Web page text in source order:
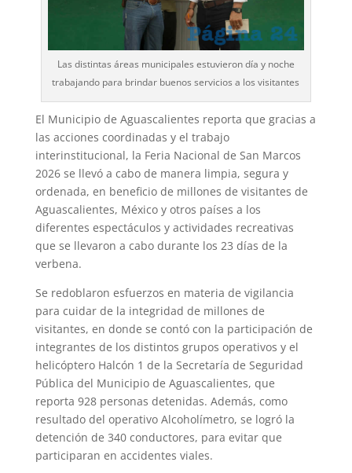
Las distintas áreas municipales estuvieron día y noche
trabajando para brindar buenos servicios a los visitantes
El Municipio de Aguascalientes reporta que gracias a
las acciones coordinadas y el trabajo
interinstitucional, la Feria Nacional de San Marcos
2026 se llevó a cabo de manera limpia, segura y
ordenada, en beneficio de millones de visitantes de
Aguascalientes, México y otros países a los
diferentes espectáculos y actividades recreativas
que se llevaron a cabo durante los 23 días de la
verbena.
Se redoblaron esfuerzos en materia de vigilancia
para cuidar de la integridad de millones de
visitantes, en donde se contó con la participación de
integrantes de los distintos grupos operativos y el
helicóptero Halcón 1 de la Secretaría de Seguridad
Pública del Municipio de Aguascalientes, que
reporta 928 personas detenidas. Además, como
resultado del operativo Alcoholímetro, se logró la
detención de 340 conductores, para evitar que
participaran en accidentes viales.